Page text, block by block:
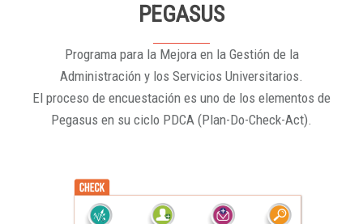
PEGASUS
Programa para la Mejora en la Gestión de la
Administración y los Servicios Universitarios.
El proceso de encuestación es uno de los elementos de
Pegasus en su ciclo PDCA (Plan-Do-Check-Act).